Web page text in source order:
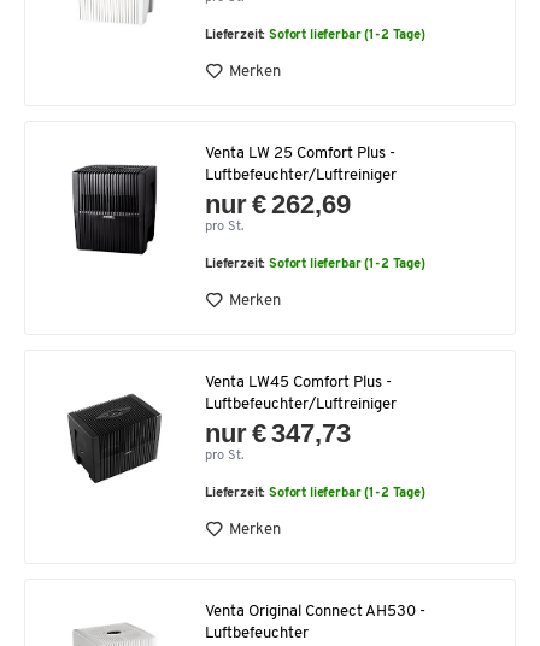
Lieferzeit:Sofort lieferbar (1-2 Tage)
Merken
Venta LW 25 Comfort Plus -
Luftbefeuchter/Luftreiniger
nur € 262,69
pro St.
Lieferzeit:Sofort lieferbar (1-2 Tage)
Merken
Venta LW45 Comfort Plus -
Luftbefeuchter/Luftreiniger
nur € 347,73
pro St.
Lieferzeit:Sofort lieferbar (1-2 Tage)
Merken
Venta Original Connect AH530 -
Luftbefeuchter